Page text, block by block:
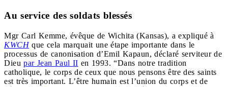
Au service des soldats blessés
Mgr Carl Kemme, évêque de Wichita (Kansas), a expliqué à
KWCHque cela marquait une étape importante dans le
processus de canonisation d’Emil Kapaun, déclaré serviteur de
Dieu par Jean Paul II en 1993. “Dans notre tradition
catholique, le corps de ceux que nous pensons être des saints
est très important. L’être humain est l’union du corps et de